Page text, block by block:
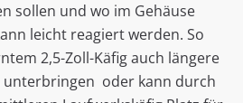
sollen und wo im Gehäuse
leicht reagiert werden. So
2,5-Zoll-Käfig auch längere
oder kann durch